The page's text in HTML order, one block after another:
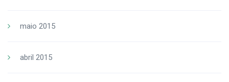
maio 2015
abril 2015